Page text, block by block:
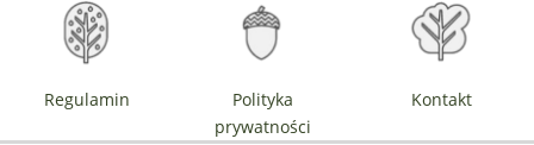
Regulamin
Polityka
prywatności
Kontakt